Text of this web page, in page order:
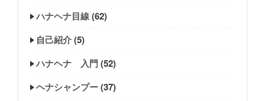
ハナヘナ目線(62)
自己紹介(5)
ハナヘナ 入門(52)
ヘナシャンプー(37)